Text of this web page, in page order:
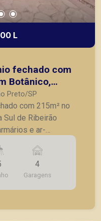
L
fechado com
Botânico,
SP:
Preto/SP
com 215m² no
Sul de Ribeirão
- Sala 2
com armários
com armários; -
churrasqueira; -
gourmet; -
4
Garagens